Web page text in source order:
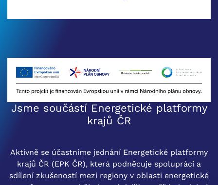
Jsme součástí Energetické platformy
krajů ČR
Aktivně se účastníme jednání Energetické platformy
krajů ČR (EPK ČR), která podněcuje spolupráci a
sdílení zkušeností mezi regiony v oblasti energetické